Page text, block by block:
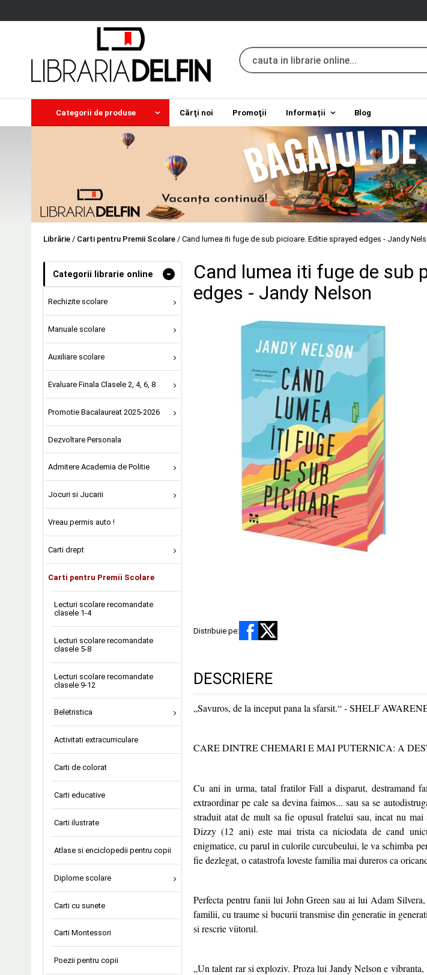
Categorii de produse Cărţi noi Promoţii Informații Blog
Librărie / Carti pentru Premii Scolare / Cand lumea iti fuge de sub picioare. Editie sprayed edges - Jandy
Categorii librarie online -
Rechizite scolare
Manuale scolare
Auxiliare scolare
Evaluare Finala Clasele 2, 4, 6, 8
Promotie Bacalaureat 2025-2026
Dezvoltare Personala
Admitere Academia de Politie
Jocuri si Jucarii
Vreau permis auto !
Carti drept
Carti pentru Premii Scolare
Lecturi scolare recomandate
clasele 1-4
Lecturi scolare recomandate
clasele 5-8
Lecturi scolare recomandate
clasele 9-12
Beletristica
Activitati extracurriculare
Carti de colorat
Carti educative
Carti ilustrate
Atlase si enciclopedii pentru copii
Diplome scolare
Carti cu sunete
Carti Montessori
Poezii pentru copii
Cand lumea iti fuge de sub
edges - Jandy Nelson
Distribuie pe:
DESCRIERE
„Savuros, de la inceput pana la sfarsit.“ - SHELF
CARE DINTRE CHEMARI E MAI PUTERNICA: A
Cu ani in urma, tatal fratilor Fall a disparut, destramand
extraordinar pe cale sa devina faimos... sau sa se
straduit atat de mult sa fie opusul fratelui sau, incat nu
Dizzy (12 ani) este mai trista ca niciodata de cand
enigmatice, cu parul in culorile curcubeului, le va schimba
fie dezlegat, o catastrofa loveste familia mai dureros ca
Perfecta pentru fanii lui John Green sau ai lui Adam
familii, cu traume si bucurii transmise din generatie in
si rescrie viitorul.
„Un talent rar si exploziv. Proza lui Jandy Nelson e